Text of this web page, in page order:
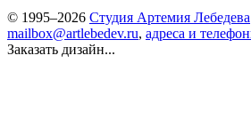
© 1995–2026 Студия Артемия Лебедева
mailbox@artlebedev.ru, адреса и
Заказать дизайн...